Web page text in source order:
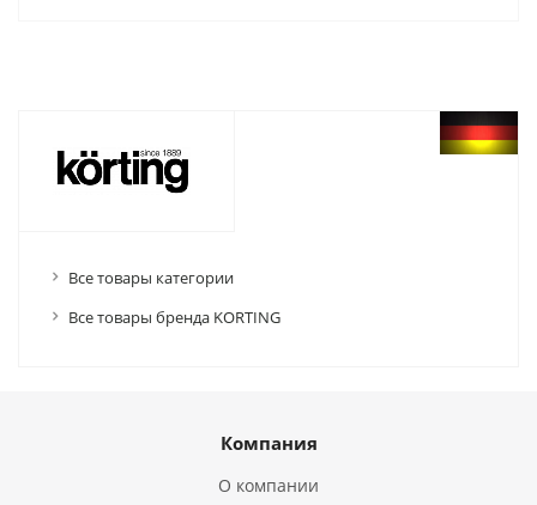
Все товары категории
Все товары бренда KORTING
Компания
О компании